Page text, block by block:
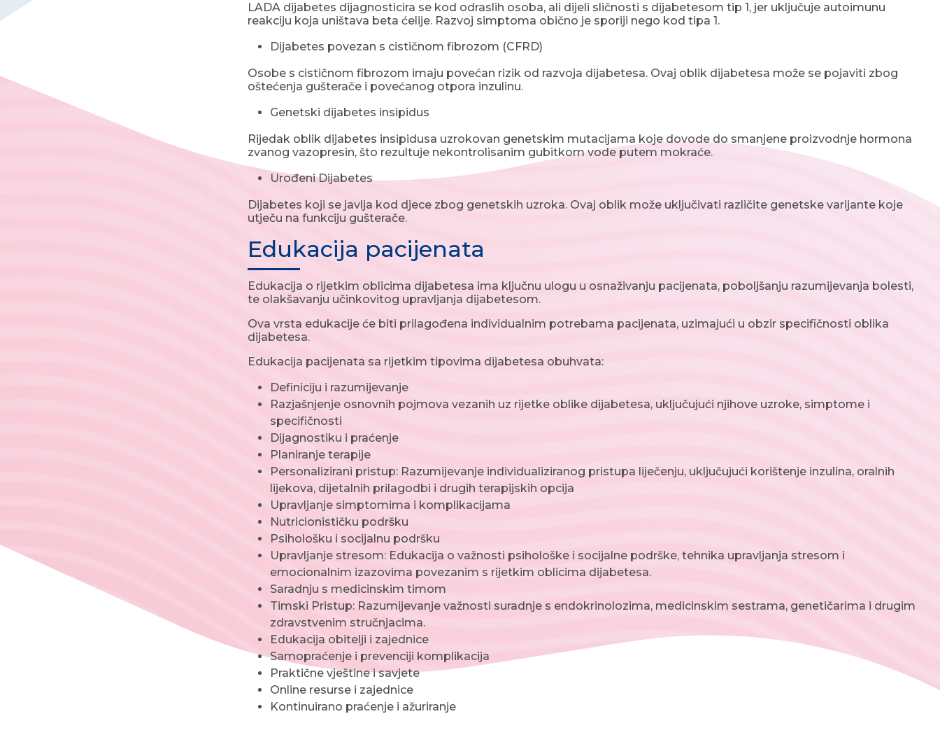
LADA dijabetes dijagnosticira se kod odraslih osoba, ali dijeli sličnosti s dijabetesom tip 1, jer uključuje autoimunu
reakciju koja uništava beta ćelije. Razvoj simptoma obično je sporiji nego kod tipa 1.
Dijabetes povezan s cističnom fibrozom (CFRD)
Osobe s cističnom fibrozom imaju povećan rizik od razvoja dijabetesa. Ovaj oblik dijabetesa može se pojaviti zbog
oštećenja gušterače i povećanog otpora inzulinu.
Genetski dijabetes insipidus
Rijedak oblik dijabetes insipidusa uzrokovan genetskim mutacijama koje dovode do smanjene proizvodnje hormona
zvanog vazopresin, što rezultuje nekontrolisanim gubitkom vode putem mokraće.
Urođeni Dijabetes
Dijabetes koji se javlja kod djece zbog genetskih uzroka. Ovaj oblik može uključivati različite genetske varijante koje
utječu na funkciju gušterače.
Edukacija pacijenata
Edukacija o rijetkim oblicima dijabetesa ima ključnu ulogu u osnaživanju pacijenata, poboljšanju razumijevanja bolesti,
te olakšavanju učinkovitog upravljanja dijabetesom.
Ova vrsta edukacije će biti prilagođena individualnim potrebama pacijenata, uzimajući u obzir specifičnosti oblika
dijabetesa.
Edukacija pacijenata sa rijetkim tipovima dijabetesa obuhvata:
Definiciju i razumijevanje
Razjašnjenje osnovnih pojmova vezanih uz rijetke oblike dijabetesa, uključujući njihove uzroke, simptome i
specifičnosti
Dijagnostiku i praćenje
Planiranje terapije
Personalizirani pristup: Razumijevanje individualiziranog pristupa liječenju, uključujući korištenje inzulina, oralnih
lijekova, dijetalnih prilagodbi i drugih terapijskih opcija
Upravljanje simptomima i komplikacijama
Nutricionističku podršku
Psihološku i socijalnu podršku
Upravljanje stresom: Edukacija o važnosti psihološke i socijalne podrške, tehnika upravljanja stresom i
emocionalnim izazovima povezanim s rijetkim oblicima dijabetesa.
Saradnju s medicinskim timom
Timski Pristup: Razumijevanje važnosti suradnje s endokrinolozima, medicinskim sestrama, genetičarima i drugim
zdravstvenim stručnjacima.
Edukacija obitelji i zajednice
Samopraćenje i prevenciji komplikacija
Praktične vještine i savjete
Online resurse i zajednice
Kontinuirano praćenje i ažuriranje